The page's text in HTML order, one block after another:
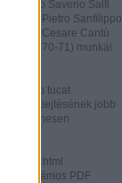
Saverio Salfi
1853), Pietro Sanfilippo
Cesare Cantù
(1870-71) munkái.
több tucat
nyelv kiejtésének jobb
ingyenesen
index.html
számos PDF